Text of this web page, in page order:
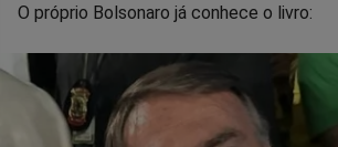
O próprio Bolsonaro já conhece o livro: